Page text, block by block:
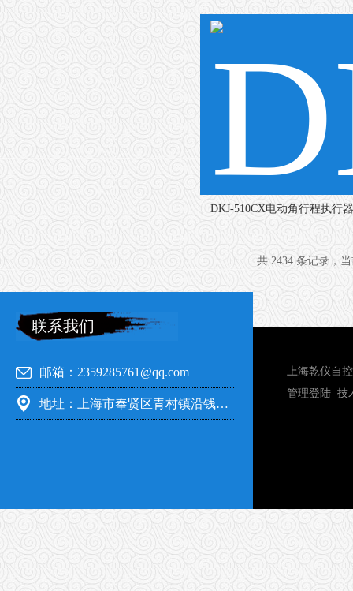
DKJ-510CX电动角行程执行
共 2434 条记录，
联系我们
邮箱：2359285761@qq.com
地址：上海市奉贤区青村镇沿钱公路351号
上海乾仪自
管理登陆 技